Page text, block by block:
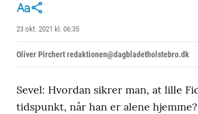
23 okt. 2021 kl. 06:35
Oliver Pirchert redaktionen@dagbladetholstebro.dk
Sevel: Hvordan sikrer man, at lille
tidspunkt, når han er alene hjemme?